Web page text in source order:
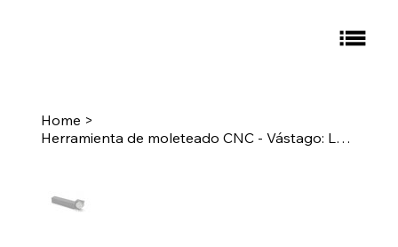
Home >
Herramienta de moleteado CNC - Vástago: LH 3/4 - Moleteado: L